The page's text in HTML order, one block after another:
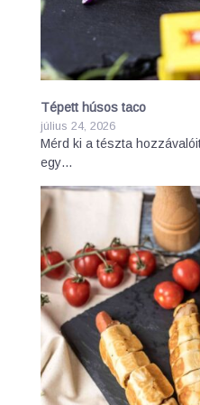
Tépett húsos taco
július 24, 2026
Mérd ki a tészta
egy…